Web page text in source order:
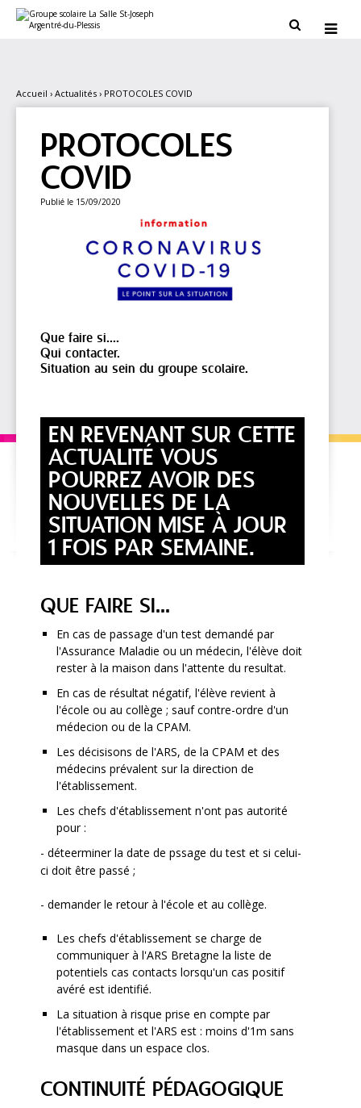
contenu.
personnels
 
Accueil › Actualités › PROTOCOLES COVID
PROTOCOLES
COVID
Publié le 15/09/2020
Que faire si....
Qui contacter.
Situation au sein du groupe scolaire.
EN REVENANT SUR CETTE
ACTUALITÉ VOUS
POURREZ AVOIR DES
NOUVELLES DE LA
SITUATION MISE À JOUR
1 FOIS PAR SEMAINE.
QUE FAIRE SI...
En cas de passage d'un test demandé par
l'Assurance Maladie ou un médecin, l'élève doit
rester à la maison dans l'attente du resultat.
En cas de résultat négatif, l'élève revient à
l'école ou au collège ; sauf contre-ordre d'un
médecion ou de la CPAM.
Les décisisons de l'ARS, de la CPAM et des
médecins prévalent sur la direction de
l'établissement.
Les chefs d'établissement n'ont pas autorité
pour :
- déteerminer la date de pssage du test et si celui-
ci doit être passé ;
- demander le retour à l'école et au collège.
Les chefs d'établissement se charge de
communiquer à l'ARS Bretagne la liste de
potentiels cas contacts lorsqu'un cas positif
avéré est identifié.
La situation à risque prise en compte par
l'établissement et l'ARS est : moins d'1m sans
masque dans un espace clos.
CONTINUITÉ PÉDAGOGIQUE